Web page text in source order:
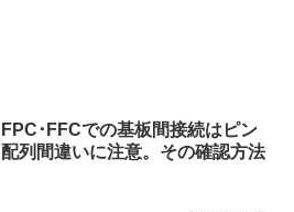
FPC･FFCでの基板間接続はピン
配列間違いに注意。その確認方法